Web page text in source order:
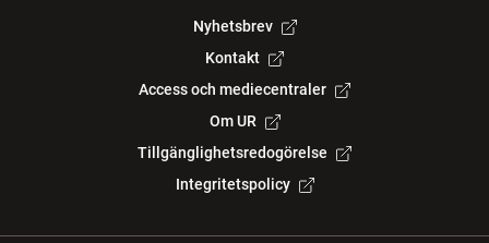
Nyhetsbrev
Kontakt
Access och mediecentraler
Om UR
Tillgänglighetsredogörelse
Integritetspolicy